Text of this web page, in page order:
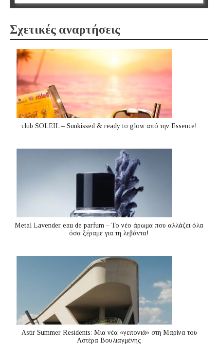
Σχετικές αναρτήσεις
club SOLEIL – Sunkissed & ready to glow από την Essence!
Metal Lavender eau de parfum – Το νέο άρωμα που αλλάζει όλα
όσα ξέραμε για τη λεβάντα!
Astir Summer Residents: Μια νέα «γειτονιά» στη Μαρίνα του
Αστέρα Βουλιαγμένης